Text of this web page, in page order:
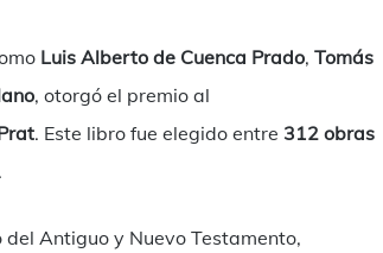
Luis Alberto de Cuenca Prado, Tomás
, otorgó el premio al
. Este libro fue elegido entre 312 obras
Antiguo y Nuevo Testamento,